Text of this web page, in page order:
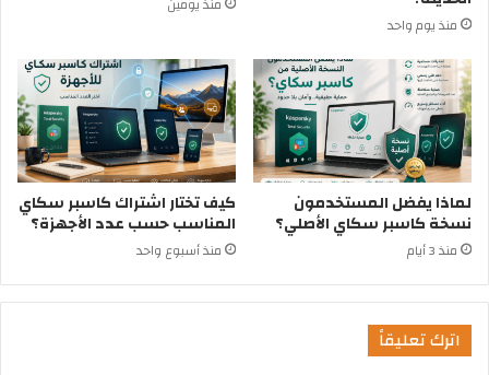
منذ يوم واحد
لماذا يفضل المستخدمون
نسخة كاسبر سكاي الأصلي؟
منذ 3 أيام
كيف تختار اشتراك كاسبر سكاي
المناسب حسب عدد الأجهزة؟
منذ أسبوع واحد
اترك تعليقاً